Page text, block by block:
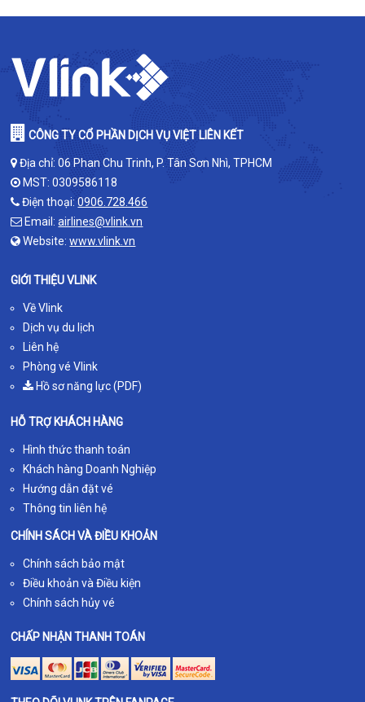
CÔNG TY CỔ PHẦN DỊCH VỤ VIỆT LIÊN KẾT
Địa chỉ: 06 Phan Chu Trinh, P. Tân Sơn Nhì, TPHCM
MST: 0309586118
Điện thoại:0906.728.466
Email:airlines@vlink.vn
Website:www.vlink.vn
GIỚI THIỆU VLINK
Về Vlink
Dịch vụ du lịch
Liên hệ
Phòng vé Vlink
Hồ sơ năng lực (PDF)
HỖ TRỢ KHÁCH HÀNG
Hình thức thanh toán
Khách hàng Doanh Nghiệp
Hướng dẫn đặt vé
Thông tin liên hệ
CHÍNH SÁCH VÀ ĐIỀU KHOẢN
Chính sách bảo mật
Điều khoản và Điều kiện
Chính sách hủy vé
CHẤP NHẬN THANH TOÁN